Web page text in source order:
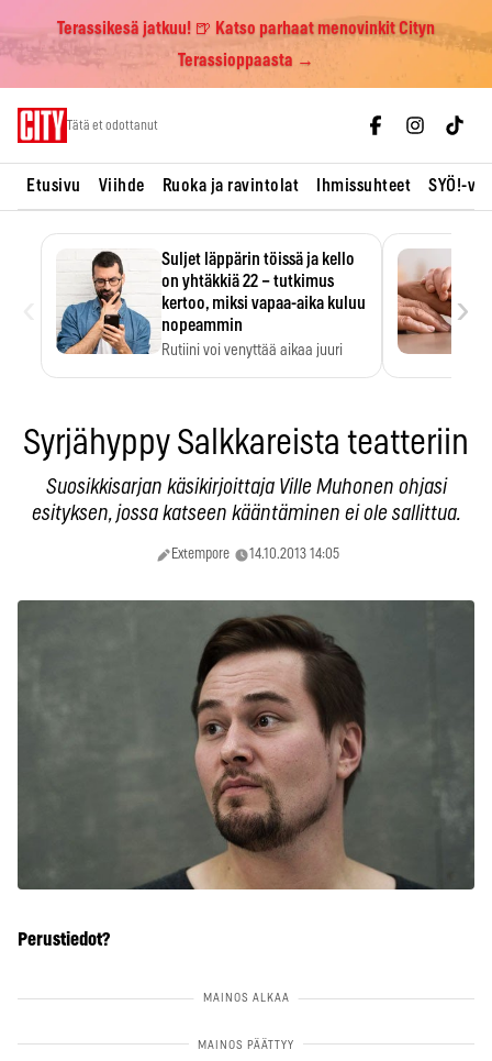
Terassikesä jatkuu! 🍺 Katso parhaat menovinkit Cityn
Terassioppaasta →
Tätä et odottanut
Etusivu Viihde Ruoka ja ravintolat Ihmissuhteet SYÖ!-
Suljet läppärin töissä ja kello
on yhtäkkiä 22 – tutkimus
kertoo, miksi vapaa-aika kuluu
nopeammin
Rutiini voi venyttää aikaa juuri
›
Syrjähyppy Salkkareista teatteriin
Suosikkisarjan käsikirjoittaja Ville Muhonen ohjasi
esityksen, jossa katseen kääntäminen ei ole sallittua.
Extempore 14.10.2013 14:05
Perustiedot?